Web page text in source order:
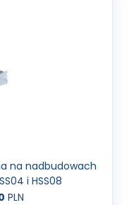
na nadbudowach
i HSS08
PLN